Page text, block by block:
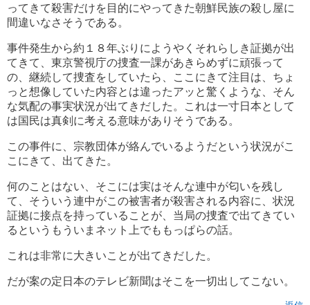
ってきて殺害だけを目的にやってきた朝鮮民族の殺し屋に
間違いなさそうである。
事件発生から約１８年ぶりにようやくそれらしき証拠が出
てきて、東京警視庁の捜査一課があきらめずに頑張って
の、継続して捜査をしていたら、ここにきて注目は、ちょ
っと想像していた内容とは違ったアッと驚くような、そん
な気配の事実状況が出てきだした。これは一寸日本として
は国民は真剣に考える意味がありそうである。
この事件に、宗教団体が絡んでいるようだという状況がこ
こにきて、出てきた。
何のことはない、そこには実はそんな連中が匂いを残し
て、そういう連中がこの被害者が殺害される内容に、状況
証拠に接点を持っていることが、当局の捜査で出てきてい
るというもういまネット上でももっぱらの話。
これは非常に大きいことが出てきだした。
だが案の定日本のテレビ新聞はそこを一切出してこない。